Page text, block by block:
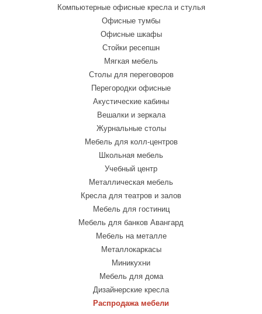
Компьютерные офисные кресла и стулья
Офисные тумбы
Офисные шкафы
Стойки ресепшн
Мягкая мебель
Столы для переговоров
Перегородки офисные
Акустические кабины
Вешалки и зеркала
Журнальные столы
Мебель для колл-центров
Школьная мебель
Учебный центр
Металлическая мебель
Кресла для театров и залов
Мебель для гостиниц
Мебель для банков Авангард
Мебель на металле
Металлокаркасы
Миникухни
Мебель для дома
Дизайнерские кресла
Распродажа мебели